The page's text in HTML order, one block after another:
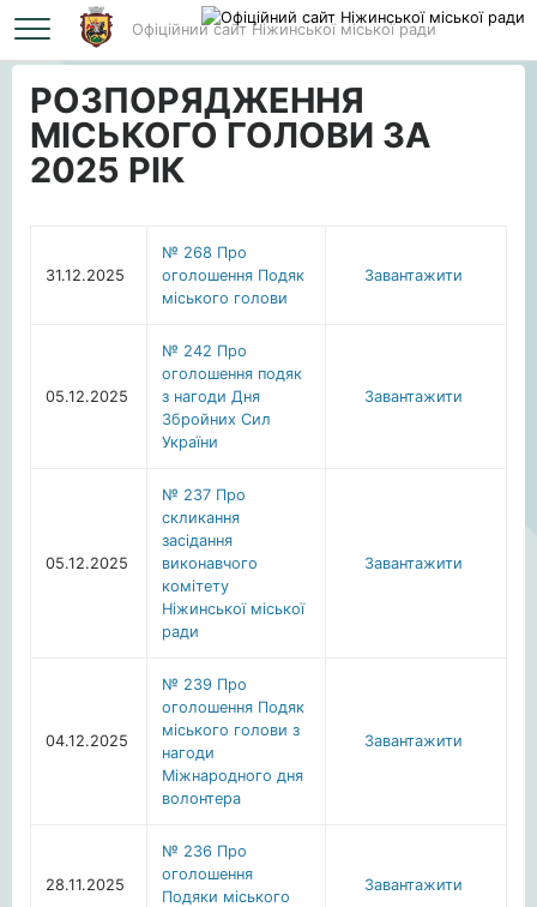
Офіційний сайт Ніжинської міської ради
Головна РОЗПОРЯДЖЕННЯ МІСЬКОГО ГОЛОВИ ЗА 2025 РІК
РОЗПОРЯДЖЕННЯ
МІСЬКОГО ГОЛОВИ ЗА
2025 РІК
31.12.2025
№ 268 Про
оголошення Подяк
міського голови
Завантажити
05.12.2025
№ 242 Про
оголошення подяк
з нагоди Дня
Збройних Сил
України
Завантажити
05.12.2025
№ 237 Про
скликання
засідання
виконавчого
комітету
Ніжинської міської
ради
Завантажити
04.12.2025
№ 239 Про
оголошення Подяк
міського голови з
нагоди
Міжнародного дня
волонтера
Завантажити
28.11.2025
№ 236 Про
оголошення
Подяки міського
Завантажити